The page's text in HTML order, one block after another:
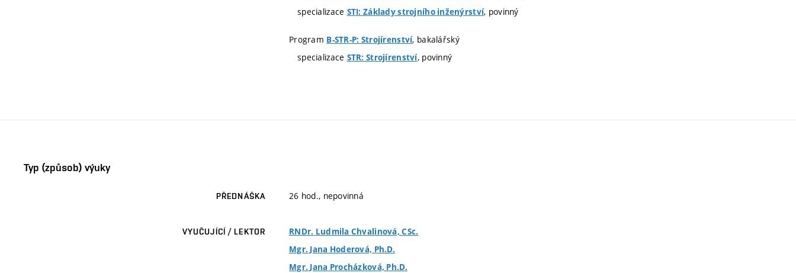
specializace STI: Základy strojního inženýrství, povinný
Program B-STR-P: Strojírenství, bakalářský
specializace STR: Strojírenství, povinný
Typ (způsob) výuky
PŘEDNÁŠKA 26 hod., nepovinná
VYUČUJÍCÍ / LEKTOR
RNDr. Ludmila Chvalinová, CSc.
Mgr. Jana Hoderová, Ph.D.
Mgr. Jana Procházková, Ph.D.